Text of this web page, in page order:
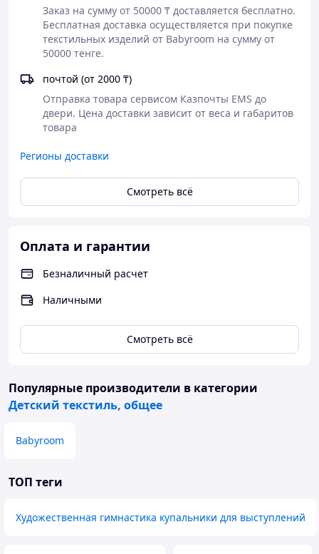
▫️ Для сна малыша — кокон с мягкими
бортиками, который создаёт
ощущение защищённости, как в
спокойному, безопасному сну
Кокон помогает малышу быстрее
адаптироваться к новому миру, а маме
— быть уверенной в комфорте и
безопасности ребёнка 🤍
✨ Преимущества наших коконов:
— Премиальное качество пошива
гипоаллергенные материалы
швы
— Долговечность и сохранение формы
— Собственное отечественное
производство — гарантия надежности
Мягкие, удобные и продуманные до
мелочей — чтобы малышу было
Заказ на сумму от 50000 ₸ доставляется бесплатно.
Бесплатная доставка осуществляется при покупке
текстильных изделий от Babyroom на сумму от
50000 тенге.
почтой (от 2000 ₸)
Отправка товара сервисом Казпочты EMS до
двери. Цена доставки зависит от веса и габаритов
товара
Регионы доставки
Смотреть всё
Оплата и гарантии
Безналичный расчет
Наличными
Смотреть всё
Популярные производители в категории
Детский текстиль, общее
Babyroom
ТОП теги
Художественная гимнастика купальники для выступлений